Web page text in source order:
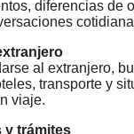
diferencias de
al extranjero,
transporte y
viaje.
y trámites